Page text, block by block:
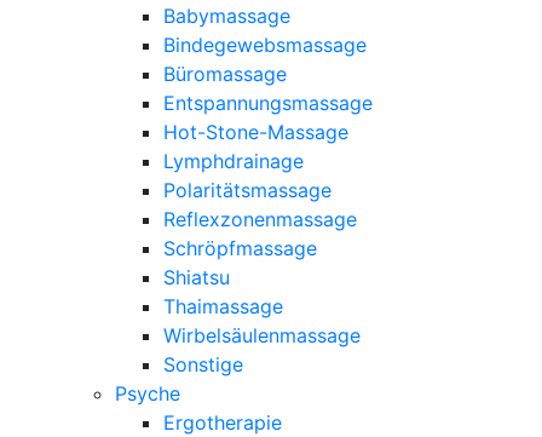
Babymassage
Bindegewebsmassage
Büromassage
Entspannungsmassage
Hot-Stone-Massage
Lymphdrainage
Polaritätsmassage
Reflexzonenmassage
Schröpfmassage
Shiatsu
Thaimassage
Wirbelsäulenmassage
Sonstige
Psyche
Ergotherapie